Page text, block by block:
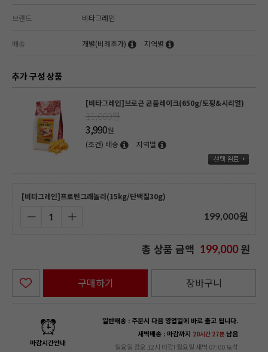
브랜드 비타그레인
배송 개별(비례추가) 지역별
추가 구성 상품
[비타그레인]브로큰 콘플레이크(650g/토핑&시리얼)
11,000원
3,990원
(조건) 배송
지역별
[비타그레인]프로틴그래놀라(15kg/단백질30g)
199,000원
총 상품 금액 199,000 원
구매하기 장바구니
마감시간안내
일반배송 : 주문시 다음 영업일에 바로 출고 됩니다.
새벽배송 : 마감까지 20시간 27분남음
일요일 정오 12시 마감! 월요일 새벽 07:00 도착